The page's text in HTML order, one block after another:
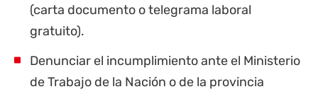
(carta documento o telegrama laboral
gratuito).
Denunciar el incumplimiento ante el Ministerio
de Trabajo de la Nación o de la provincia